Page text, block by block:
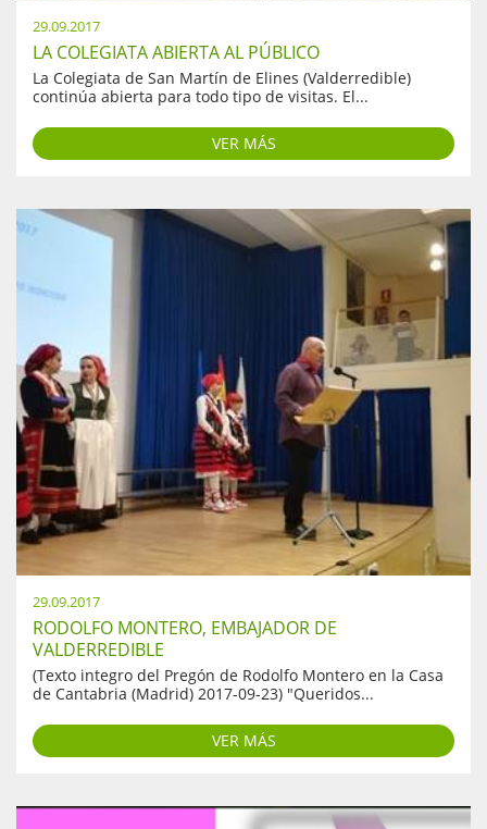
29.09.2017
LA COLEGIATA ABIERTA AL PÚBLICO
La Colegiata de San Martín de Elines (Valderredible)
continúa abierta para todo tipo de visitas. El...
VER MÁS
29.09.2017
RODOLFO MONTERO, EMBAJADOR DE
VALDERREDIBLE
(Texto integro del Pregón de Rodolfo Montero en la Casa
de Cantabria (Madrid) 2017-09-23) "Queridos...
VER MÁS